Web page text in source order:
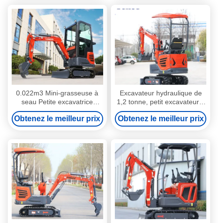
0.022m3 Mini-grasseuse à
seau Petite excavatrice
hydraulique Économie
d'énergie
Obtenez le meilleur prix
Excavateur hydraulique de
1,2 tonne, petit excavateur à
rampe, 20 ch
Obtenez le meilleur prix